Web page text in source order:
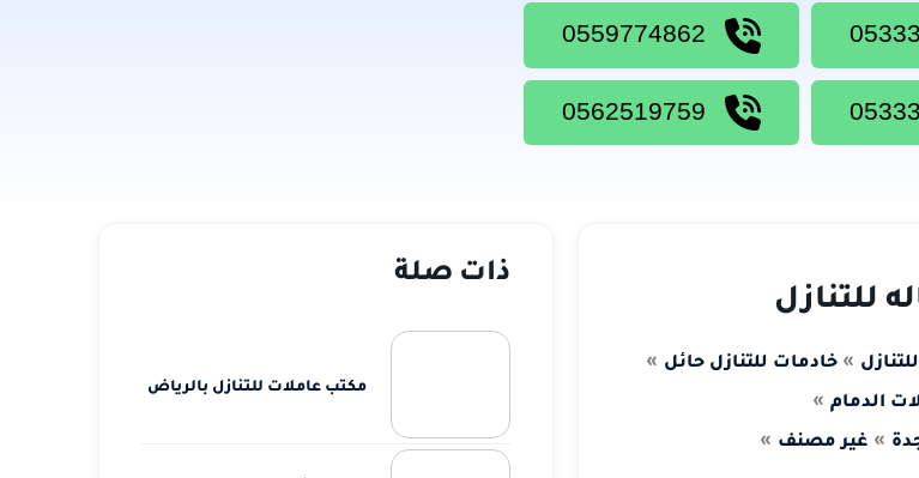
للتنازل
خادمات للتنازل حائل
الدمام
غير مصنف
ذات صلة
مكتب عاملات للتنازل بالرياض